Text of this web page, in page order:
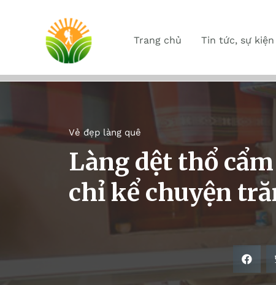
Trang chủ Tin tức, sự kiện
Vẻ đẹp làng quê
Làng dệt thổ
chỉ kể chuyện